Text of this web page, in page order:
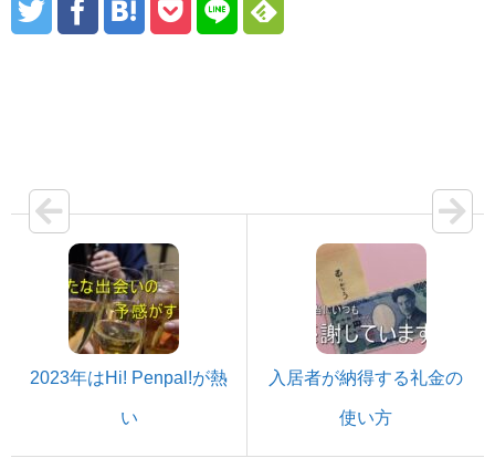
2023年はHi! Penpal!が熱
い
入居者が納得する礼金の
使い方